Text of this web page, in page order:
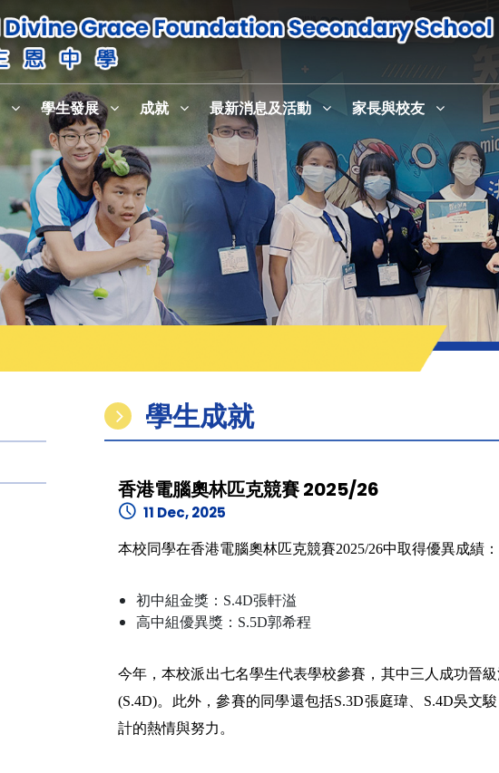
學生發展 成就 最新消息及活動 家長與校友
學生成就
香港電腦奧林匹克競賽 2025/26
11 Dec, 2025
本校同學在香港電腦奧林匹克競賽2025/26中取得優異成績：
初中組金獎：S.4D張軒溢
高中組優異獎：S.5D郭希程
今年，本校派出七名學生代表學校參賽，其中三人成功晉
(S.4D)。此外，參賽的同學還包括S.3D張庭瑋、S.4D吳文
計的熱情與努力。